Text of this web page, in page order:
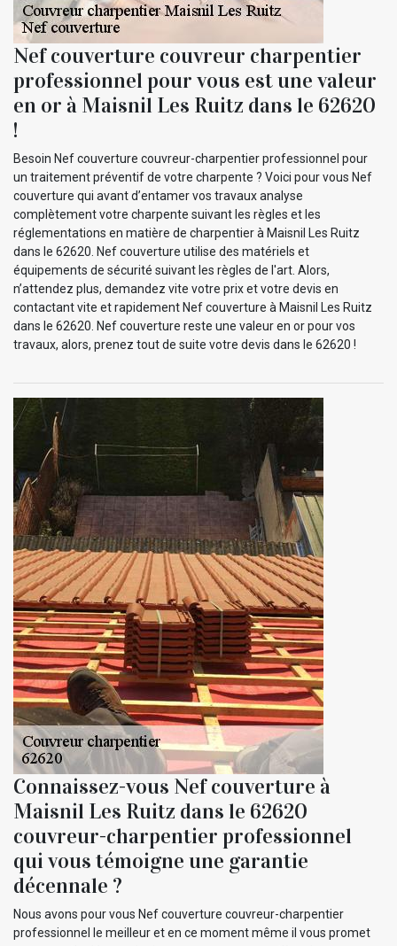
Nef couverture couvreur charpentier
professionnel pour vous est une valeur
en or à Maisnil Les Ruitz dans le 62620
!
Besoin Nef couverture couvreur-charpentier professionnel pour
un traitement préventif de votre charpente ? Voici pour vous Nef
couverture qui avant d’entamer vos travaux analyse
complètement votre charpente suivant les règles et les
réglementations en matière de charpentier à Maisnil Les Ruitz
dans le 62620. Nef couverture utilise des matériels et
équipements de sécurité suivant les règles de l'art. Alors,
n’attendez plus, demandez vite votre prix et votre devis en
contactant vite et rapidement Nef couverture à Maisnil Les Ruitz
dans le 62620. Nef couverture reste une valeur en or pour vos
travaux, alors, prenez tout de suite votre devis dans le 62620 !
Connaissez-vous Nef couverture à
Maisnil Les Ruitz dans le 62620
couvreur-charpentier professionnel
qui vous témoigne une garantie
décennale ?
Nous avons pour vous Nef couverture couvreur-charpentier
professionnel le meilleur et en ce moment même il vous promet